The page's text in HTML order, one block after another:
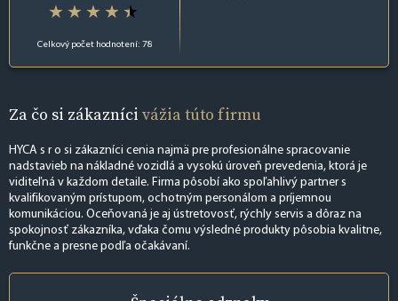
Celkový počet hodnotení: 78
Za čo si zákazníci vážia túto firmu
HYCA s r o si zákazníci cenia najmä pre profesionálne spracovanie
nadstavieb na nákladné vozidlá a vysokú úroveň prevedenia, ktorá je
viditeľná v každom detaile. Firma pôsobí ako spoľahlivý partner s
kvalifikovaným prístupom, ochotným personálom a príjemnou
komunikáciou. Oceňovaná je aj ústretovosť, rýchly servis a dôraz na
spokojnosť zákazníka, vďaka čomu výsledné produkty pôsobia kvalitne,
funkčne a presne podľa očakávaní.